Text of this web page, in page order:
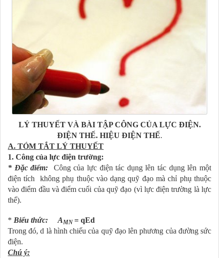
LÝ THUYẾT VÀ BÀI TẬP CÔNG CỦA LỰC ĐIỆN.
ĐIỆN THẾ. HIỆU ĐIỆN THẾ.
A. TÓM TẮT LÝ THUYẾT
1. Công của lực điện trường:
* Đặc điểm:
Công của lực điện tác dụng lên tác dụng lên một
điện tích không phụ thuộc vào dạng quỹ đạo mà chỉ phụ thuộc
vào điểm đầu và điểm cuối của quỹ đạo (vì lực điện trường là lực
thế).
* Biểu thức: A MN = qEd
Trong đó, d là hình chiếu của quỹ đạo lên phương của đường sức
điện.
Chú ý: